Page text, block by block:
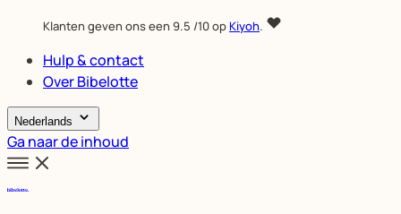
Klanten geven ons een 9.5 /10 opKiyoh.
Hulp & contact
Over Bibelotte
Nederlands
Ga naar de inhoud